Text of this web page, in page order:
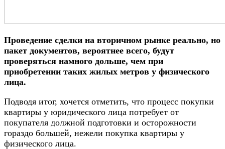
Проведение сделки на вторичном рынке реально, но
пакет документов, вероятнее всего, будут
проверяться намного дольше, чем при
приобретении таких жилых метров у физического
лица.
Подводя итог, хочется отметить, что процесс покупки
квартиры у юридического лица потребует от
покупателя должной подготовки и осторожности
гораздо большей, нежели покупка квартиры у
физического лица.